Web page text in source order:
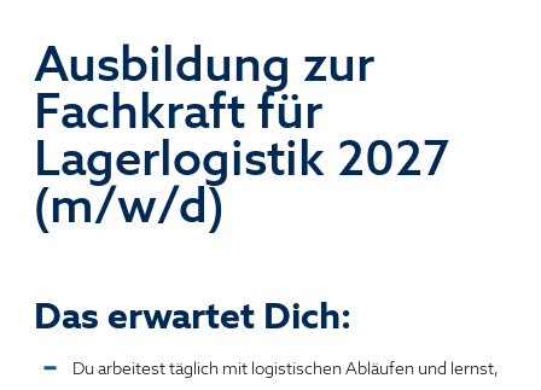
Ausbildung zur
Fachkraft für
Lagerlogistik 2027
(m/w/d)
Das erwartet Dich:
Du arbeitest täglich mit logistischen Abläufen und lernst,